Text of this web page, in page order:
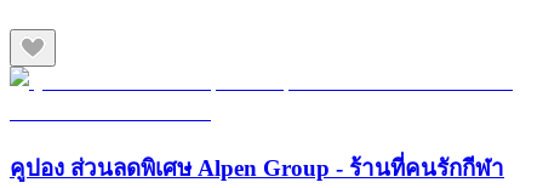
คูปอง ส่วนลดพิเศษ Alpen Group - ร้านที่คนรักกีฬา